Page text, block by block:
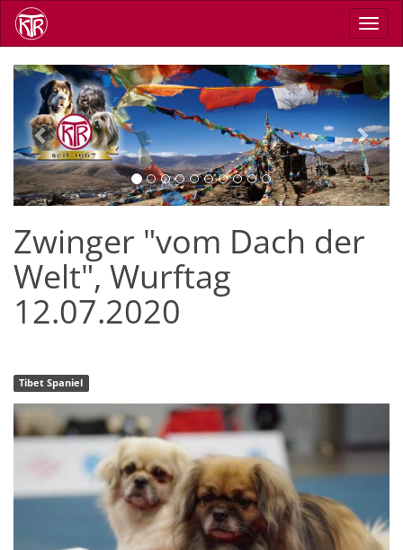
Skip
main
Previous Next
Zwinger "vom Dach der
Welt", Wurftag
12.07.2020
Tibet Spaniel